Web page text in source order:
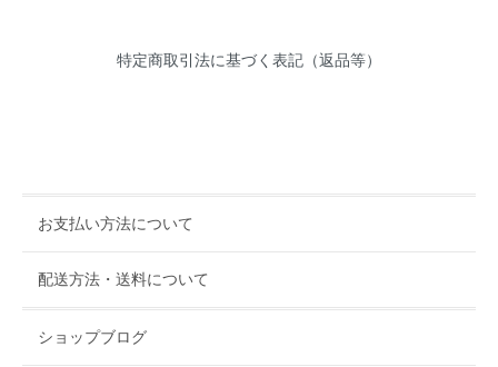
特定商取引法に基づく表記（返品等）
お支払い方法について
配送方法・送料について
ショップブログ